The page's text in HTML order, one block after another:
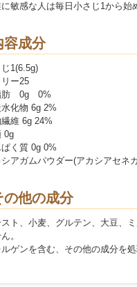
敏感な人は毎日小さじ1から
容成分
1(6.5g)
ー25
肪 0g 0%
化物 6g 2%
維 6g 24%
0g
く質 0g 0%
シアガムパウダー(アカシアセネ
の他の成分
スト、小麦、グルテン、大豆、
。
ルゲンを含む、その他の成分を